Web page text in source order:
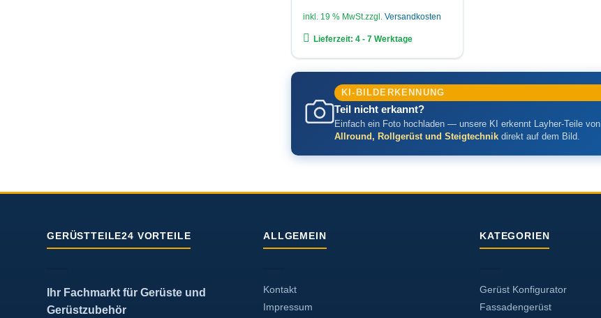
inkl. 19 % MwSt.zzgl. Versandkosten
Lieferzeit: 4 - 7 Werktage
KI-BILDERKENNUNG
Teil nicht erkannt?
Einfach ein Foto hochladen — unsere KI erkennt Layher-Teile von
Allround, Rollgerüst und Steigtechnik direkt auf dem Bild.
GERÜSTTEILE24 VORTEILE
Ihr Fachmarkt für Gerüste und
Gerüstzubehör
ALLGEMEIN
Kontakt
Impressum
KATEGORIEN
Gerüst Konfigurator
Fassadengerüst